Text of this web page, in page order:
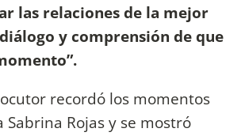
las relaciones de la mejor
y comprensión de que
recordó los momentos
Sabrina Rojas y se mostró